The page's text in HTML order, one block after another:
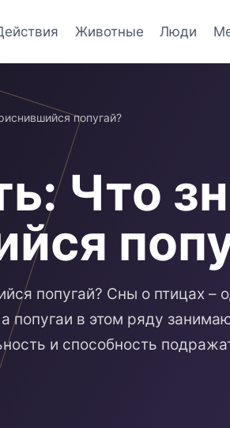
Животные Люди
попугай?
Что
попугай? Сны о птицах –
попугаи в этом ряду
и способность